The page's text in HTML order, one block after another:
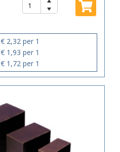
€ 2,32 per 1
€ 1,93 per 1
€ 1,72 per 1